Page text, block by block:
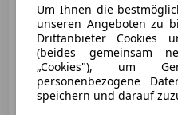
02/2011 136 900 km
Um Ihnen die
unseren Angeboten zu
Drittanbieter Cookies
(beides gemeinsam
„Cookies"), um
personenbezogene
speichern und darauf